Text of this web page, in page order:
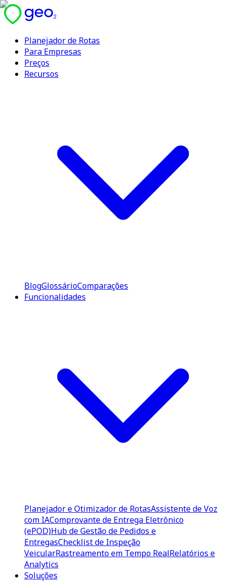
Planejador de Rotas
Para Empresas
Preços
Recursos
BlogGlossárioComparações
Funcionalidades
Planejador e Otimizador de RotasAssistente de Voz
com IAComprovante de Entrega Eletrônico
(ePOD)Hub de Gestão de Pedidos e
EntregasChecklist de Inspeção
VeicularRastreamento em Tempo RealRelatórios e
Analytics
Soluções